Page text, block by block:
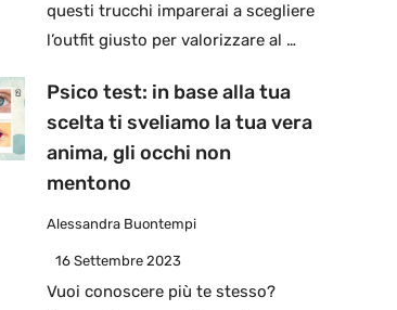
questi trucchi imparerai a scegliere
l’outfit giusto per valorizzare al …
Psico test: in base alla tua
scelta ti sveliamo la tua vera
anima, gli occhi non
mentono
Alessandra Buontempi
16 Settembre 2023
Vuoi conoscere più te stesso?